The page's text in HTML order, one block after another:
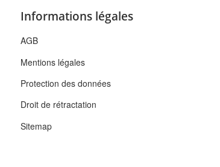
Informations légales
AGB
Mentions légales
Protection des données
Droit de rétractation
Sitemap